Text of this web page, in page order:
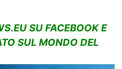
SU FACEBOOK E
SUL MONDO DEL